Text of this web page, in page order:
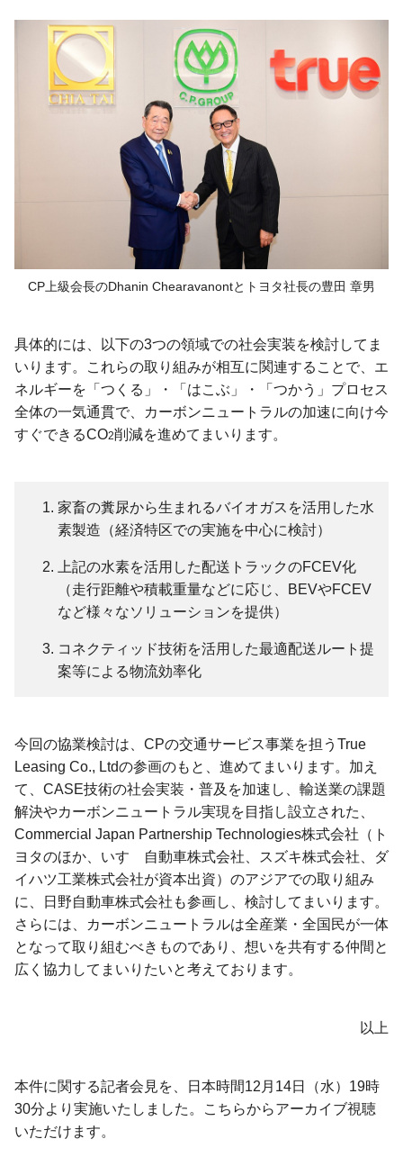
CP上級会長のDhanin Chearavanontと トヨタ社長の豊田 章男
具体的には、以下の3つの領域での社会実装を検討してま
いります。これらの取り組みが相互に関連することで、エ
ネルギーを「つくる」・「はこぶ」・「つかう」プロセス
全体の一気通貫で、カーボンニュートラルの加速に向け今
すぐできるCO2削減を進めてまいります。
家畜の糞尿から生まれるバイオガスを活用した水
素製造 （経済特区での実施を中心に検討）
上記の水素を活用した配送トラックのFCEV化
（走行距離や積載重量などに応じ、BEVやFCEV
など様々なソリューションを提供）
コネクティッド技術を活用した最適配送ルート提
案等による物流効率化
今回の協業検討は、CPの交通サービス事業を担うTrue
Leasing Co., Ltdの参画のもと、進めてまいります。加え
て、CASE技術の社会実装・普及を加速し、輸送業の課題
解決やカーボンニュートラル実現を目指し設立された、
Commercial Japan Partnership Technologies株式会社（ト
ヨタのほか、いすゞ自動車株式会社、スズキ株式会社、ダ
イハツ工業株式会社が資本出資）のアジアでの取り組み
に、日野自動車株式会社も参画し、検討してまいります。
さらには、カーボンニュートラルは全産業・全国民が一体
となって取り組むべきものであり、想いを共有する仲間と
広く協力してまいりたいと考えております。
以上
本件に関する記者会見を、日本時間12月14日（水）19時
30分より実施いたしました。こちらからアーカイブ視聴
いただけます。